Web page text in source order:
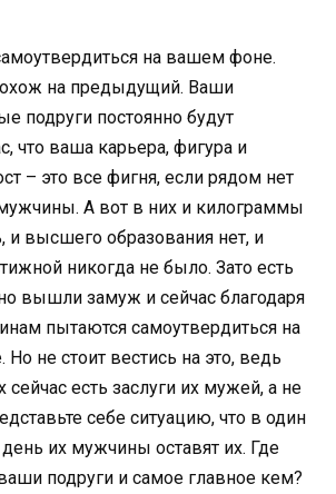
на вашем фоне.
на предыдущий. Ваши
подруги постоянно будут
что ваша карьера, фигура и
– это все фигня, если рядом нет
А вот в них и килограммы
и высшего образования нет, и
никогда не было. Зато есть
вышли замуж и сейчас благодаря
пытаются самоутвердиться на
не стоит вестись на это, ведь
сейчас есть заслуги их мужей, а не
себе ситуацию, что в один
их мужчины оставят их. Где
подруги и самое главное кем?